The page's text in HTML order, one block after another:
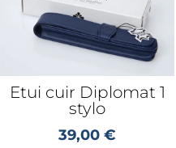
Etui cuir Diplomat 1
stylo
39,00€